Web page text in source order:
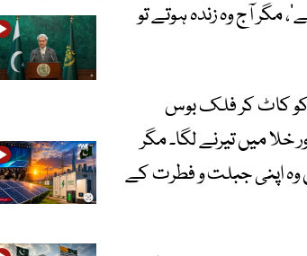
مگر آج وہ زندہ ہوتے تو
کو کاٹ کر فلک بوس
خلا میں تیرنے لگا۔ مگر
وہ اپنی جبلت و فطرت کے